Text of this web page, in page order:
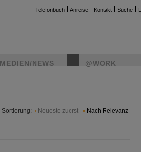
Telefonbuch Anreise Kontakt Suche
MEDIEN/NEWS @WORK
Sortierung: Neueste zuerst Nach Relevanz